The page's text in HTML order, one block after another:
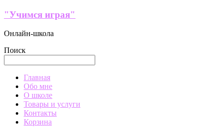
Перейти
содержимому
"Учимся играя"
Онлайн-школа
Поиск
МенюГлавная
Обо мне
О школе
Товары и услуги
Контакты
Корзина